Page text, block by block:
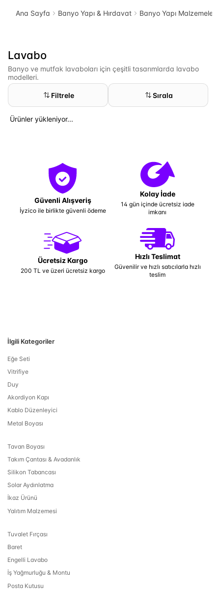
Ana Sayfa Banyo Yapı & Hırdavat Banyo Yapı Malzemeleri
Lavabo
Banyo ve mutfak lavaboları için çeşitli tasarımlarda lavabo
modelleri.
Filtrele Sırala
Ürünler yükleniyor...
Güvenli Alışveriş
İyzico ile birlikte güvenli ödeme
Kolay İade
14 gün içinde ücretsiz iade
imkanı
Ücretsiz Kargo
200 TL ve üzeri ücretsiz kargo
Hızlı Teslimat
Güvenilir ve hızlı satıcılarla hızlı
teslim
İlgili Kategoriler
Eğe Seti
Vitrifiye
Duy
Akordiyon Kapı
Kablo Düzenleyici
Metal Boyası
Tavan Boyası
Takım Çantası & Avadanlık
Silikon Tabancası
Solar Aydınlatma
İkaz Ürünü
Yalıtım Malzemesi
Tuvalet Fırçası
Baret
Engelli Lavabo
İş Yağmurluğu & Montu
Posta Kutusu